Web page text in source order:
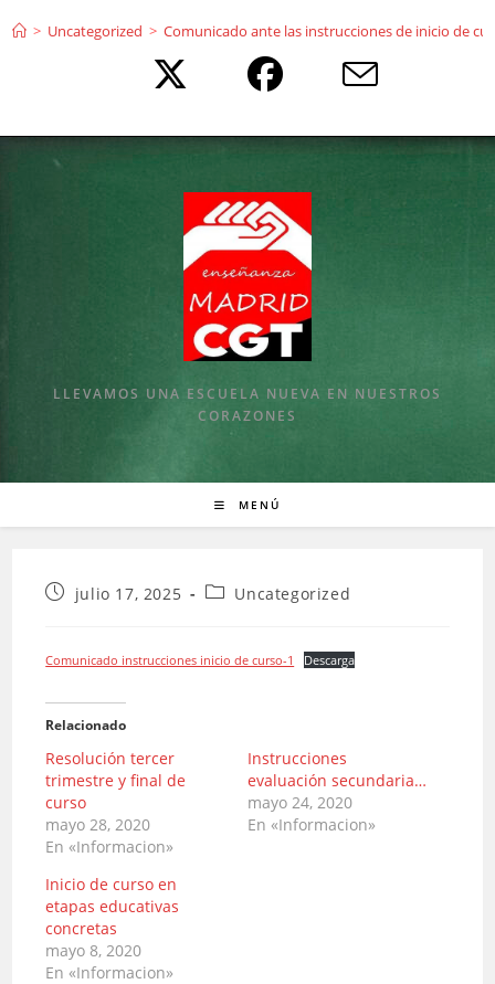
> Uncategorized > Comunicado ante las instrucciones de inicio de
LLEVAMOS UNA ESCUELA NUEVA EN NUESTROS
CORAZONES
MENÚ
Publicación
entrada:
julio 17, 2025
Categoría
entrada:
Uncategorized
Comunicado instrucciones inicio de curso-1 Descarga
Relacionado
Resolución tercer
trimestre y final de
curso
mayo 28, 2020
En «Informacion»
Instrucciones
evaluación secundaria…
mayo 24, 2020
En «Informacion»
Inicio de curso en
etapas educativas
concretas
mayo 8, 2020
En «Informacion»